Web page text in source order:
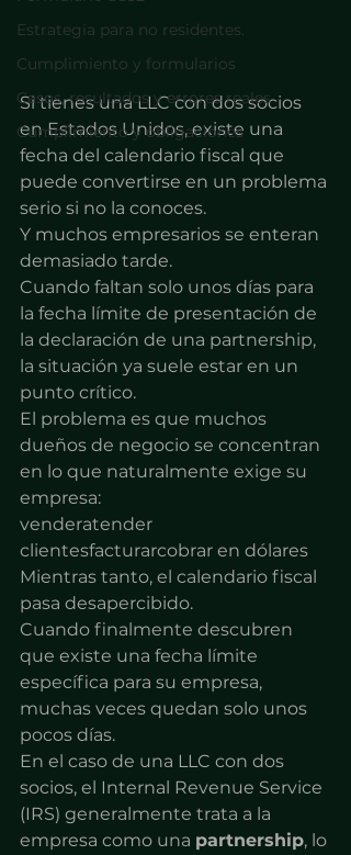
Estrategia para no residentes.
Cumplimiento y formularios
Casos, resultados y errores reales
Cumplimiento y obligaciones
Si tienes una LLC con dos socios
en Estados Unidos, existe una
fecha del calendario fiscal que
puede convertirse en un problema
serio si no la conoces.
Y muchos empresarios se enteran
demasiado tarde.
Cuando faltan solo unos días para
la fecha límite de presentación de
la declaración de una partnership,
la situación ya suele estar en un
punto crítico.
El problema es que muchos
dueños de negocio se concentran
en lo que naturalmente exige su
empresa:
venderatender
clientesfacturarcobrar en dólares
Mientras tanto, el calendario fiscal
pasa desapercibido.
Cuando finalmente descubren
que existe una fecha límite
específica para su empresa,
muchas veces quedan solo unos
pocos días.
En el caso de una LLC con dos
socios, el Internal Revenue Service
(IRS) generalmente trata a la
empresa como una partnership, lo